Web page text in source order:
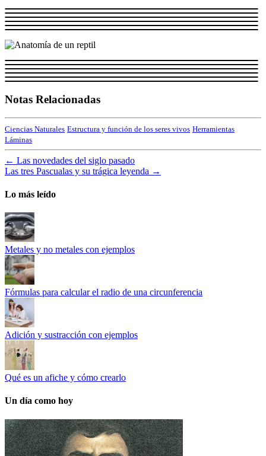
Notas Relacionadas
Ciencias Naturales Estructura y función de los seres vivos Herramientas
Láminas
← Las novedades del siglo pasado
Las tres Pascualas y su trágica leyenda →
Lo más leído
Metales y no metales con ejemplos
Fórmulas para calcular el radio de una circunferencia
Adición y sustracción con ejemplos
Qué es un afiche y cómo crearlo
Un día como hoy